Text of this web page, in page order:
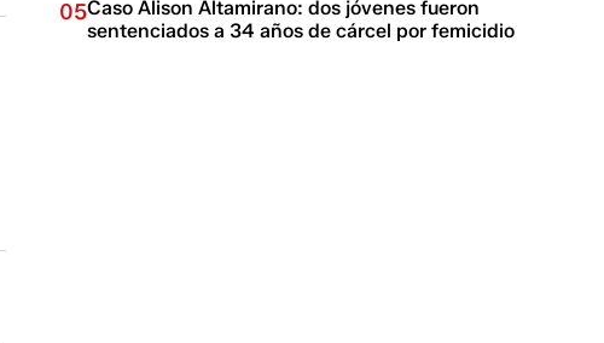
05Caso Alison Altamirano: dos jóvenes fueron
sentenciados a 34 años de cárcel por femicidio